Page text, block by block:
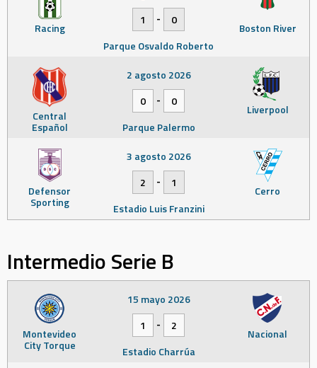
Racing Boston River
1
-
0
Parque Osvaldo Roberto
Central
Español
Liverpool
2 agosto 2026
0
-
0
Parque Palermo
Defensor
Sporting
Cerro
3 agosto 2026
2
-
1
Estadio Luis Franzini
Intermedio Serie B
Montevideo
City Torque
Nacional
15 mayo 2026
1
-
2
Estadio Charrúa